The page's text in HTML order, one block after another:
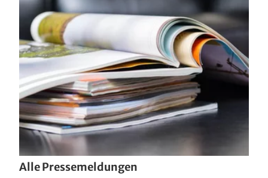
Alle Pressemeldungen